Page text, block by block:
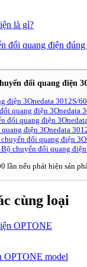
là gì?
đổi quang điện đúng
đổi quang điện
điện 3Onedata 3012S/
quang điện 3Onedata
đổi quang điện
điện 3Onedata
đổi quang điện
chuyển đổi quang
lần nếu phát hiện sản
cùng loại
OPTONE model